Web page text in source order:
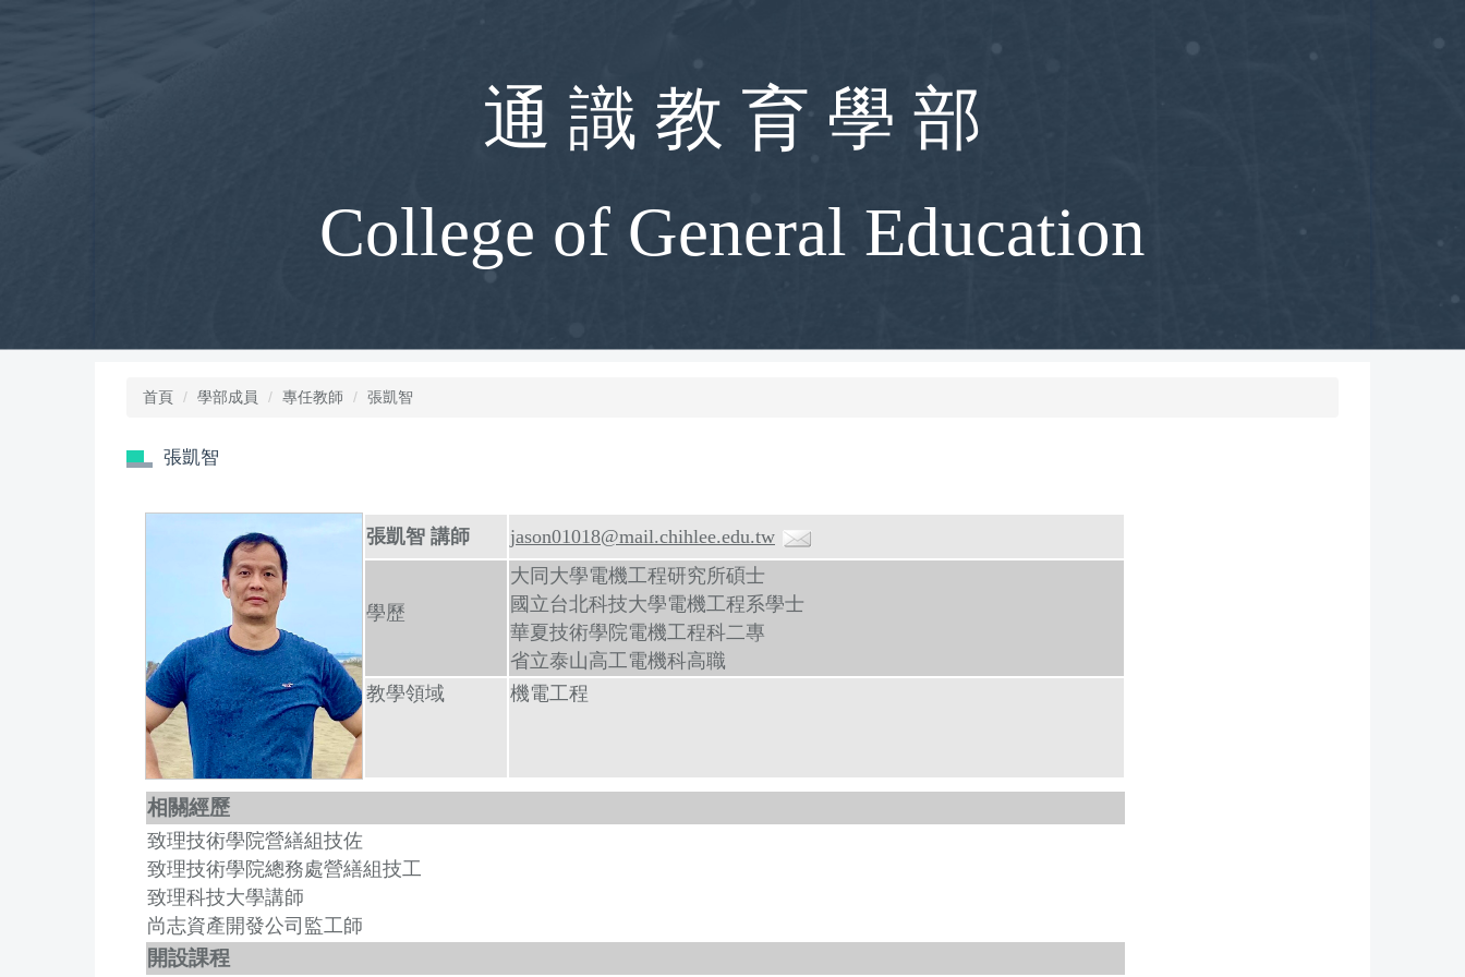
通 識 教 育 學 部
College of General Education
首頁 學部成員 專任教師 張凱智
張凱智
張凱智 講師 jason01018@mail.chihlee.edu.tw
學歷
大同大學電機工程研究所碩士
國立台北科技大學電機工程系學士
華夏技術學院電機工程科二專
省立泰山高工電機科高職
教學領域 機電工程
相關經歷
致理技術學院營繕組技佐
致理技術學院總務處營繕組技工
致理科技大學講師
尚志資產開發公司監工師
開設課程